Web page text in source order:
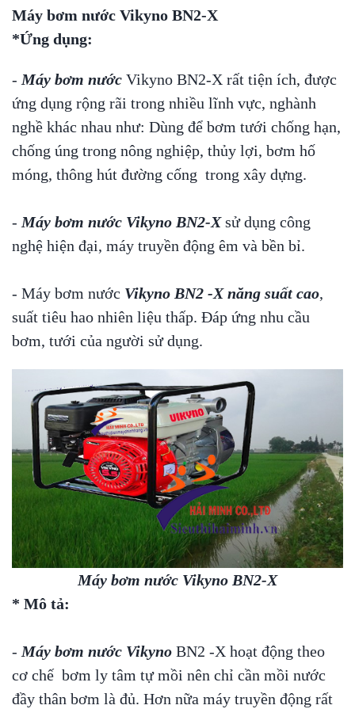
Máy bơm nước Vikyno BN2-X
*Ứng dụng:
- Máy bơm nước Vikyno BN2-X rất tiện ích, được
ứng dụng rộng rãi trong nhiều lĩnh vực, nghành
nghề khác nhau như: Dùng để bơm tưới chống hạn,
chống úng trong nông nghiệp, thủy lợi, bơm hố
móng, thông hút đường cống trong xây dựng.
- Máy bơm nước Vikyno BN2-Xsử dụng công
nghệ hiện đại, máy truyền động êm và bền bỉ.
- Máy bơm nước Vikyno BN2 -X năng suất cao,
suất tiêu hao nhiên liệu thấp. Đáp ứng nhu cầu
bơm, tưới của người sử dụng.
Máy bơm nước Vikyno BN2-X
* Mô tả:
- Máy bơm nước Vikyno BN2 -X hoạt động theo
cơ chế bơm ly tâm tự mồi nên chỉ cần mồi nước
đầy thân bơm là đủ. Hơn nữa máy truyền động rất